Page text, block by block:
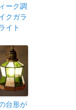
ーク調
クガラ
イト
台形が